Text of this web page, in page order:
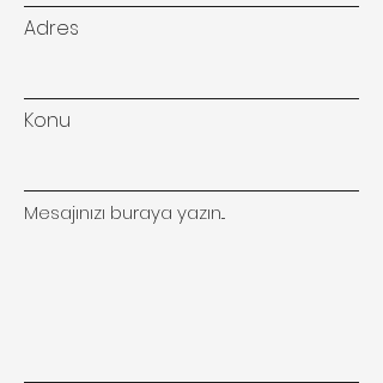
Adres
Konu
Mesajınızı buraya yazın...